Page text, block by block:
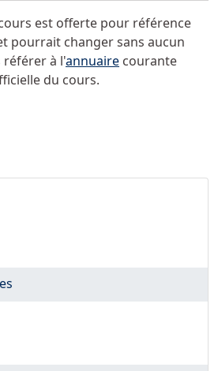
est offerte pour référence
pourrait changer sans aucun
référer à l'annuaire courante
du cours.